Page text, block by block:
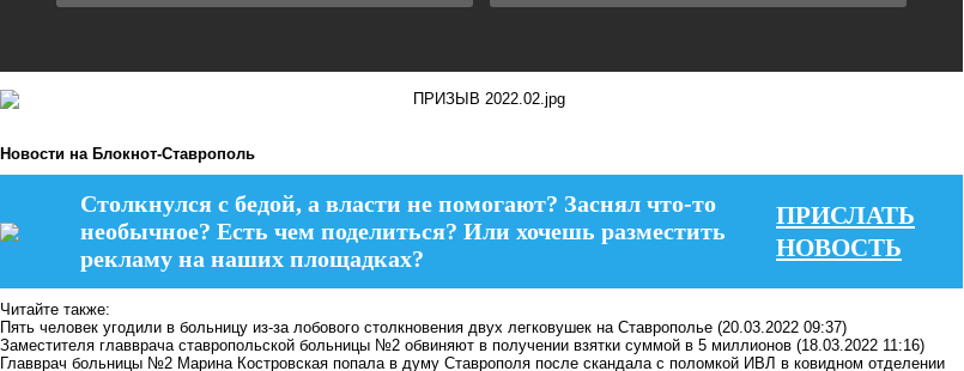
Новости на Блoкнoт-Ставрополь
Столкнулся с бедой, а власти не помогают? Заснял что-то
необычное? Есть чем поделиться? Или хочешь разместить
рекламу на наших площадках?
ПРИСЛАТЬ
НОВОСТЬ
Читайте также:
Пять человек угодили в больницу из-за лобового столкновения двух легковушек на Ставрополье (20.03.2022 09:37)
Заместителя главврача ставропольской больницы №2 обвиняют в получении взятки суммой в 5 миллионов (18.03.2022 11:16)
Главврач больницы №2 Марина Костровская попала в думу Ставрополя после скандала с поломкой ИВЛ в ковидном отделении